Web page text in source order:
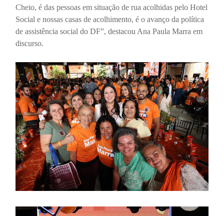
Cheio, é das pessoas em situação de rua acolhidas pelo Hotel
Social e nossas casas de acolhimento, é o avanço da política
de assistência social do DF”, destacou Ana Paula Marra em
discurso.